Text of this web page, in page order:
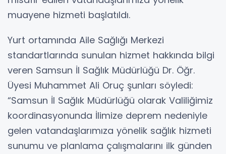
muayene hizmeti başlatıldı.
Yurt ortamında Aile Sağlığı Merkezi
standartlarında sunulan hizmet hakkında bilgi
veren Samsun İl Sağlık Müdürlüğü Dr. Öğr.
Üyesi Muhammet Ali Oruç şunları söyledi:
“Samsun İl Sağlık Müdürlüğü olarak Valiliğimiz
koordinasyonunda İlimize deprem nedeniyle
gelen vatandaşlarımıza yönelik sağlık hizmeti
sunumu ve planlama çalışmalarını ilk günden